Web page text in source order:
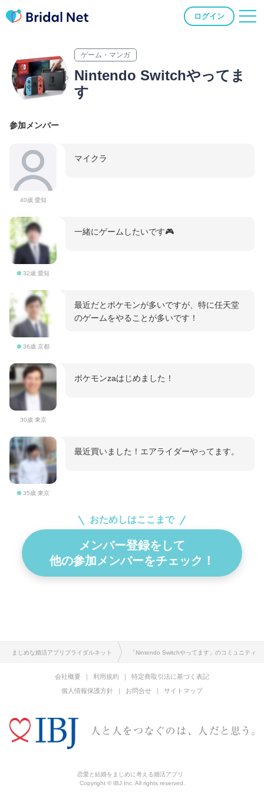
ログイン
ゲーム・マンガ
Nintendo Switchやってま
す
参加メンバー
40歳 愛知
マイクラ
32歳 愛知
一緒にゲームしたいです🎮️
36歳 京都
最近だとポケモンが多いですが、特に任天堂
のゲームをやることが多いです！
30歳 東京
ポケモンzaはじめました！
35歳 東京
最近買いました！エアライダーやってます。
おためしはここまで
メンバー登録をして
他の参加メンバーをチェック！
まじめな婚活アプリブライダルネット 「Nintendo Switchやってます」のコミュニティ
会社概要 利用規約
特定商取引法に基づく表記
個人情報保護方針
お問合せ サイトマップ
恋愛と結婚をまじめに考える婚活アプリ
Copyright © IBJ Inc. All rights reserved.